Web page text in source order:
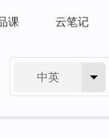
课 云笔记
中英